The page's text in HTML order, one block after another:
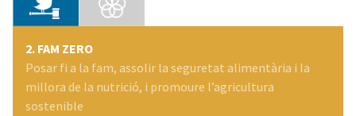
2. FAM ZERO
Posar fi a la fam, assolir la seguretat alimentària i la
millora de la nutrició, i promoure l’agricultura
sostenible